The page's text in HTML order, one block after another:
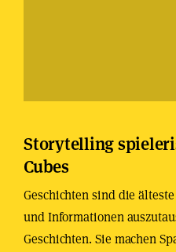
Storytelling
Cubes
Geschichten sind die
und Informationen
Geschichten. Sie machen